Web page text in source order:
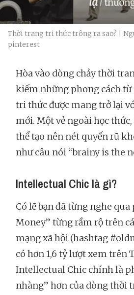
Thời trang tri thức trông ra sao? |
pinterest
Hòa vào dòng chảy thời
kiếm những phong cách từ
tri thức được mang trở lại
mới. Một vẻ ngoài học
thể tạo nên nét quyến rũ
như câu nói “brainy is the
Intellectual Chic là gì?
Có lẽ bạn đã từng nghe qua
Money” từng rầm rộ trên
mạng xã hội (hashtag
có hơn 1,6 tỷ lượt xem trên
Intellectual Chic chính là
nhàng” hơn của dòng thời